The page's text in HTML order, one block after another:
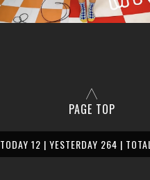
PAGE TOP
TODAY 12 | YESTERDAY 264 |